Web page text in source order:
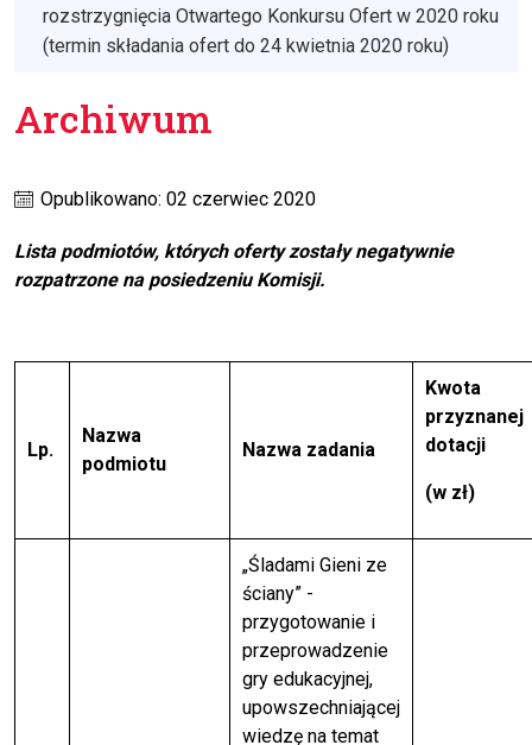
rozstrzygnięcia Otwartego Konkursu Ofert w 2020 roku
(termin składania ofert do 24 kwietnia 2020 roku)
Archiwum
Opublikowano: 02 czerwiec 2020
Lista podmiotów, których oferty zostały negatywnie
rozpatrzone na posiedzeniu Komisji.
Lp.
Nazwa
podmiotu
Nazwa zadania
Kwota
przyznanej
dotacji
(w zł)
„Śladami Gieni ze
ściany” -
przygotowanie i
przeprowadzenie
gry edukacyjnej,
upowszechniającej
wiedzę na temat